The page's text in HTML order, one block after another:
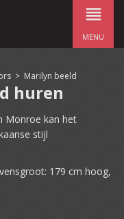
MENU
> Marilyn beeld
huren
Monroe kan het
stijl
179 cm hoog,